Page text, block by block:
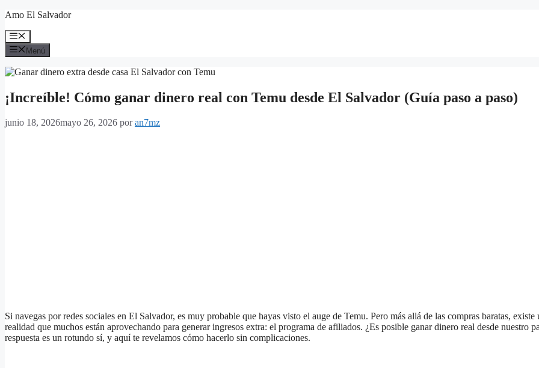
Saltar
contenido
Amo El Salvador
Menú
Menú
¡Increíble! Cómo ganar dinero real con Temu desde El Salvador (Guía paso a paso)
junio 18, 2026mayo 26, 2026 poran7mz
Si navegas por redes sociales en El Salvador, es muy probable que hayas visto el auge de Temu. Pero más allá de las compras baratas, existe
realidad que muchos están aprovechando para generar ingresos extra: el programa de afiliados. ¿Es posible ganar dinero real desde nuestro
respuesta es un rotundo sí, y aquí te revelamos cómo hacerlo sin complicaciones.